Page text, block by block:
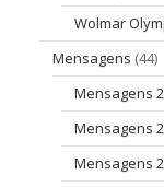
Wolmar
Mensagens (44)
Mensagens
Mensagens
Mensagens